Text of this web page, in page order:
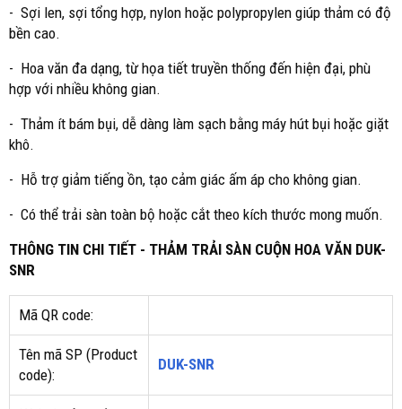
- Sợi len, sợi tổng hợp, nylon hoặc polypropylen giúp thảm có độ
bền cao.
- Hoa văn đa dạng, từ họa tiết truyền thống đến hiện đại, phù
hợp với nhiều không gian.
- Thảm ít bám bụi, dễ dàng làm sạch bằng máy hút bụi hoặc giặt
khô.
- Hỗ trợ giảm tiếng ồn, tạo cảm giác ấm áp cho không gian.
- Có thể trải sàn toàn bộ hoặc cắt theo kích thước mong muốn.
THÔNG TIN CHI TIẾT - THẢM TRẢI SÀN CUỘN HOA VĂN DUK-
SNR
Mã QR code:
Tên mã SP (Product
code):
DUK-SNR